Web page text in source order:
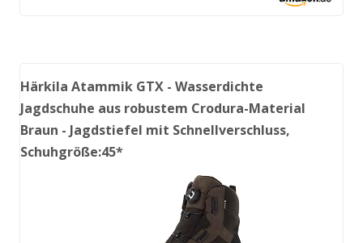
Härkila Atammik GTX - Wasserdichte
Jagdschuhe aus robustem Crodura-Material
Braun - Jagdstiefel mit Schnellverschluss,
Schuhgröße:45*